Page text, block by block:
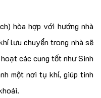
hòa hợp với hướng nhà
lưu chuyển trong nhà sẽ
các cung tốt như Sinh
một nơi tụ khí, giúp tinh